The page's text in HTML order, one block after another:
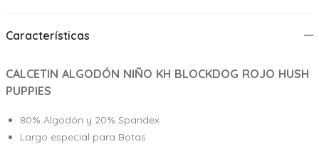
Características
CALCETIN ALGODÓN NIÑO KH BLOCKDOG ROJO HUSH
PUPPIES
80% Algodón y 20% Spandex
Largo especial para Botas